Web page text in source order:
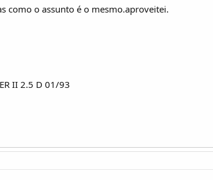
como o assunto é o mesmo.aproveitei.
II 2.5 D 01/93